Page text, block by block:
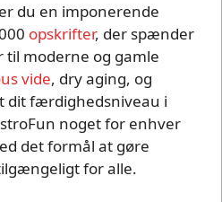
du en imponerende
opskrifter, der spænder
moderne og gamle
vide, dry aging, og
dit færdighedsniveau i
noget for enhver
det formål at gøre
for alle.